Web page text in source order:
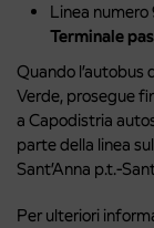
Linea numero
Terminale
Quando
Verde, prosegue
a Capodistria
parte della linea
Sant’Anna p.t.-
Per ulteriori